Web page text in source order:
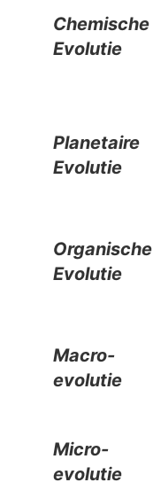
Chemische
Evolutie
Planetaire
Evolutie
Organische
Evolutie
Macro-
evolutie
Micro-
evolutie